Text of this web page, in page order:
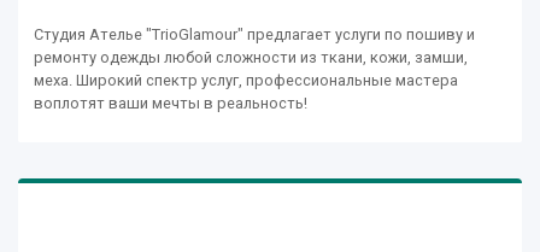
Студия Ателье "TrioGlamour" предлагает услуги по пошиву и
ремонту одежды любой сложности из ткани, кожи, замши,
меха. Широкий спектр услуг, профессиональные мастера
воплотят ваши мечты в реальность!